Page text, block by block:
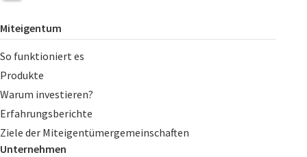
Miteigentum
So funktioniert es
Produkte
Warum investieren?
Erfahrungsberichte
Ziele der Miteigentümergemeinschaften
Unternehmen